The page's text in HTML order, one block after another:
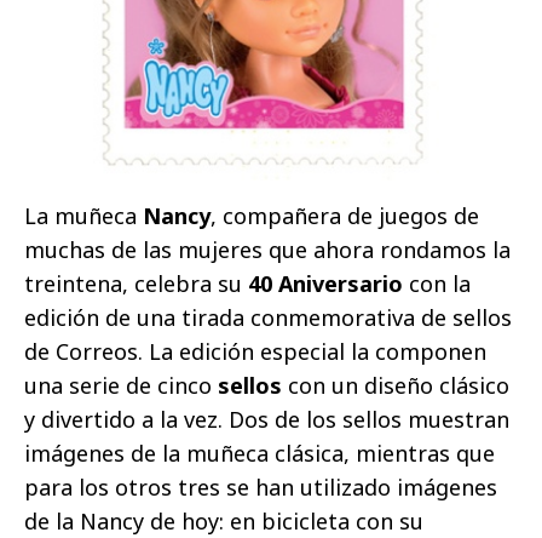
La muñeca Nancy, compañera de juegos de
muchas de las mujeres que ahora rondamos la
treintena, celebra su 40 Aniversario con la
edición de una tirada conmemorativa de sellos
de Correos. La edición especial la componen
una serie de cinco sellos con un diseño clásico
y divertido a la vez. Dos de los sellos muestran
imágenes de la muñeca clásica, mientras que
para los otros tres se han utilizado imágenes
de la Nancy de hoy: en bicicleta con su